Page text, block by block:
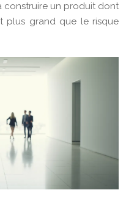
construire un produit dont
plus grand que le risque